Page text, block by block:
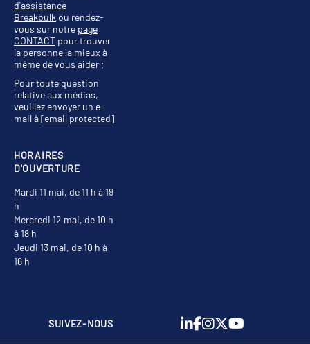
HORAIRES
D'OUVERTURE
Mardi 11 mai, de 11 h à 19
h
Mercredi 12 mai, de 10 h
à 18 h
Jeudi 13 mai, de 10 h à
16 h
d'assistance
Breakbulk ou rendez-
vous sur notre page
CONTACT pour trouver
la personne la mieux à
même de vous aider ;
Pour toute question
relative aux médias,
veuillez envoyer un e-
mail à[email protected]
SUIVEZ-NOUS